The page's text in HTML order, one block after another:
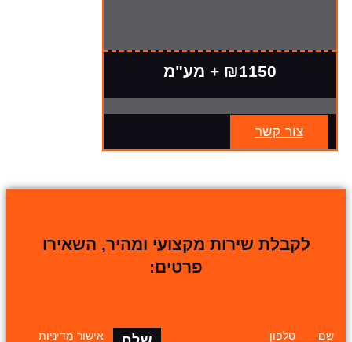
₪1150 + מע"מ
צור קשר
לקבלת שירות מקצועי ומהיר, השאירו
פרטים:
שם טלפון
אישור מדיניות